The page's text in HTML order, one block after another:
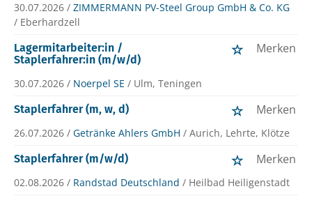
30.07.2026 / ZIMMERMANN PV-Steel Group GmbH & Co. KG
/ Eberhardzell
Lagermitarbeiter:in /
Staplerfahrer:in (m/w/d)
Merken
30.07.2026 / Noerpel SE / Ulm, Teningen
Staplerfahrer (m, w, d)
Merken
26.07.2026 / Getränke Ahlers GmbH / Aurich, Lehrte, Klötze
Staplerfahrer (m/w/d)
Merken
02.08.2026 / Randstad Deutschland / Heilbad Heiligenstadt